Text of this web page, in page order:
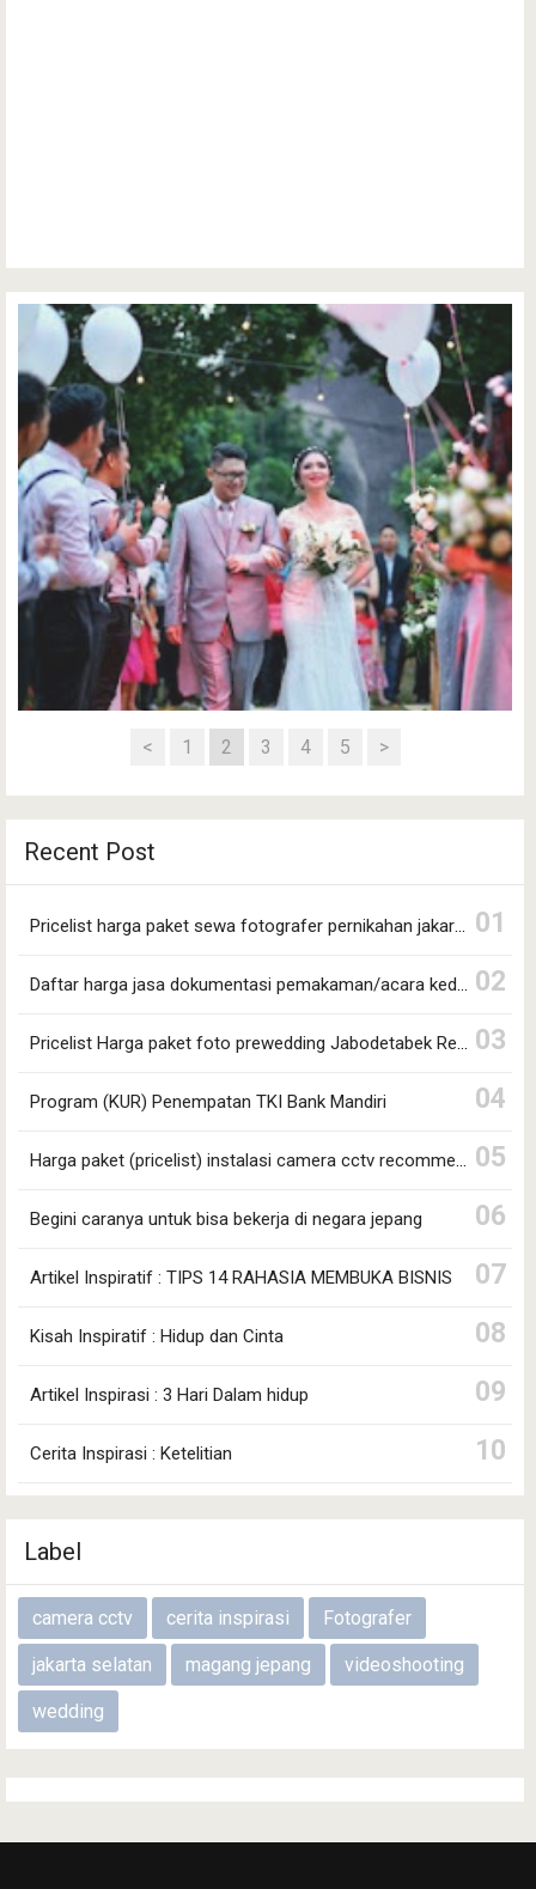
Dagangku.com ~ Weddingque menyediakan jasa
< 1 2 3 4 5 >
Recent Post
Pricelist harga paket sewa fotografer pernikahan jakarta selatan
Daftar harga jasa dokumentasi pemakaman/acara kedukaan
Pricelist Harga paket foto prewedding Jabodetabek Recommended!!
Program (KUR) Penempatan TKI Bank Mandiri
Harga paket (pricelist) instalasi camera cctv recommended !!!
Begini caranya untuk bisa bekerja di negara jepang
Artikel Inspiratif : TIPS 14 RAHASIA MEMBUKA BISNIS
Kisah Inspiratif : Hidup dan Cinta
Artikel Inspirasi : 3 Hari Dalam hidup
Cerita Inspirasi : Ketelitian
Label
camera cctv cerita inspirasi Fotografer
jakarta selatan magang jepang videoshooting
wedding